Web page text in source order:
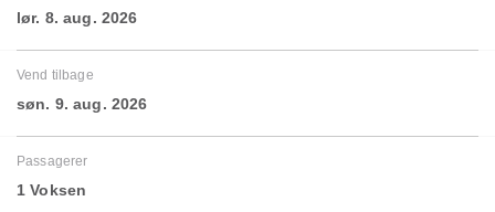
lør. 8. aug. 2026
Vend tilbage
søn. 9. aug. 2026
Passagerer
1 Voksen